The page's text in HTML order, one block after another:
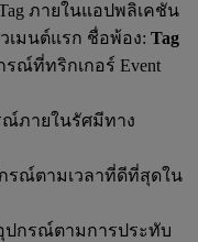
ภายในแอปพลิเคชัน
เมนต์แรก ชื่อพ้อง: Tag
รณ์ที่ทริกเกอร์ Event
ณ์ภายในรัศมีทาง
กรณ์ตามเวลาที่ดีที่สุดใน
อุปกรณ์ตามการประทับ